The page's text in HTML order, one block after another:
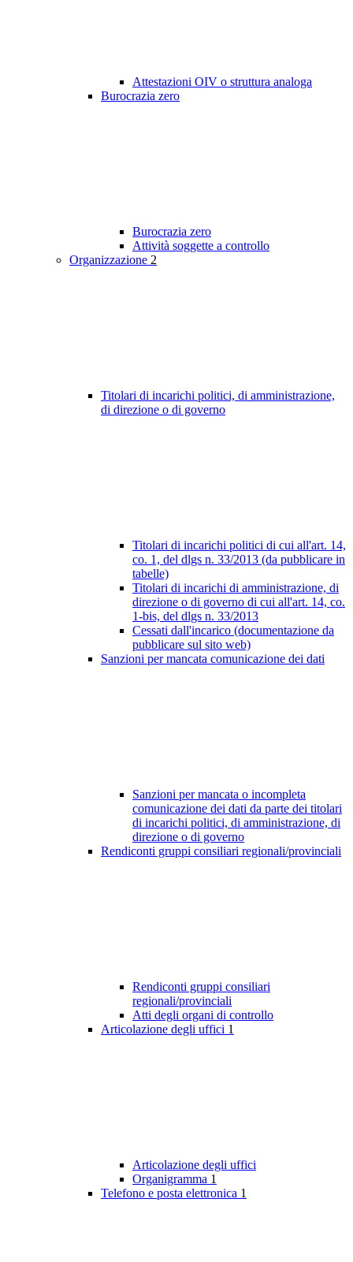
Attestazioni OIV o struttura analoga
Burocrazia zero
Burocrazia zero
Attività soggette a controllo
Organizzazione 2
Titolari di incarichi politici, di amministrazione,
di direzione o di governo
Titolari di incarichi politici di cui all'art. 14,
co. 1, del dlgs n. 33/2013 (da pubblicare in
tabelle)
Titolari di incarichi di amministrazione, di
direzione o di governo di cui all'art. 14, co.
1-bis, del dlgs n. 33/2013
Cessati dall'incarico (documentazione da
pubblicare sul sito web)
Sanzioni per mancata comunicazione dei dati
Sanzioni per mancata o incompleta
comunicazione dei dati da parte dei titolari
di incarichi politici, di amministrazione, di
direzione o di governo
Rendiconti gruppi consiliari regionali/provinciali
Rendiconti gruppi consiliari
regionali/provinciali
Atti degli organi di controllo
Articolazione degli uffici 1
Articolazione degli uffici
Organigramma 1
Telefono e posta elettronica 1